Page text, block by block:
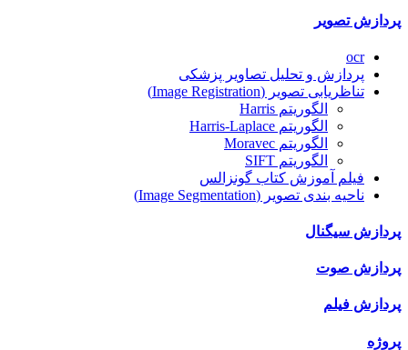
پردازش تصویر
ocr
پردازش و تحلیل تصاویر پزشکی
تناظریابی تصویر (Image Registration)
الگوریتم Harris
الگوریتم Harris-Laplace
الگوریتم Moravec
الگوریتم SIFT
فیلم آموزش کتاب گونزالس
ناحیه بندی تصویر (Image Segmentation)
پردازش سیگنال
پردازش صوت
پردازش فیلم
پروژه